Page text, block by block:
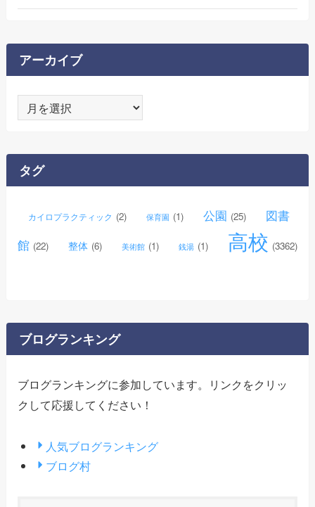
アーカイブ
ー
イ
ブ
タグ
カイロプラクティック (2) 保育園 (1) 公園 (25)
図書
館 (22) 整体 (6) 美術館 (1) 銭湯 (1) 高校 (3362)
ブログランキング
ブログランキングに参加しています。リンクをクリッ
クして応援してください！
人気ブログランキング
ブログ村